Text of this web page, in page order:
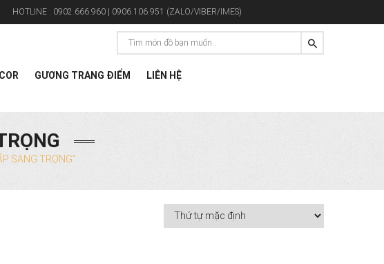
HOTLINE : 0902.666.960 | 0906.106.951 (ZALO/VIBER/IMES)
GƯƠNG TRANG ĐIỂM LIÊN HỆ
SANG TRỌNG”